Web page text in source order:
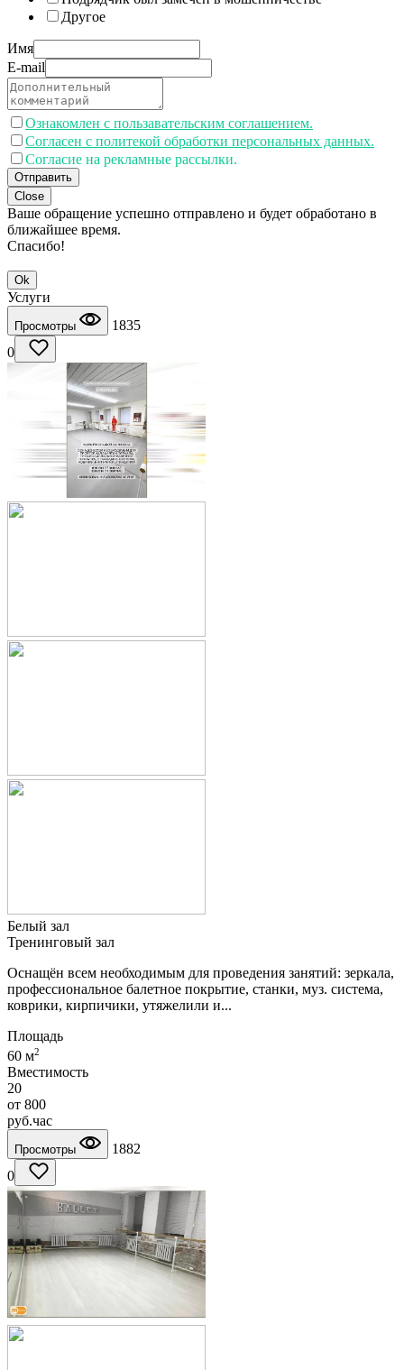
Другое
Имя
E-mail
Ознакомлен с пользавательским соглашением.
Согласен с политекой обработки персональных данных.
Согласие на рекламные рассылки.
Отправить
Close
Ваше обращение успешно отправлено и будет обработано в
ближайшее время.
Спасибо!
Ok
Услуги
Просмотры
1835
0
Белый зал
Тренинговый зал
Оснащён всем необходимым для проведения занятий: зеркала,
профессиональное балетное покрытие, станки, муз. система,
коврики, кирпичики, утяжелили и...
Площадь
60 м2
Вместимость
20
от 800
руб.час
Просмотры
1882
0